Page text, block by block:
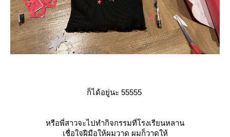
ก็ได้อยู่นะ 55555
หรือพี่สาวจะไปทำกิจกรรมที่โรงเรียนหลาน
เชื่อใจฝีมือให้ผมวาด ผมก็วาดให้